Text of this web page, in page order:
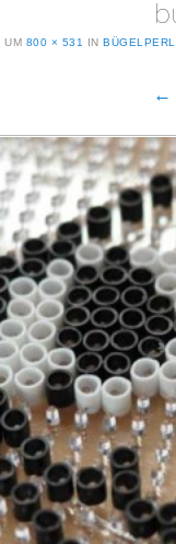
UM 800 × 531 IN
←